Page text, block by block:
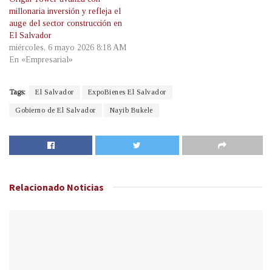
millonaria inversión y refleja el
auge del sector construcción en
El Salvador
miércoles, 6 mayo 2026 8:18 AM
En «Empresarial»
Tags: El Salvador ExpoBienes El Salvador
Gobierno de El Salvador Nayib Bukele
Relacionado Noticias